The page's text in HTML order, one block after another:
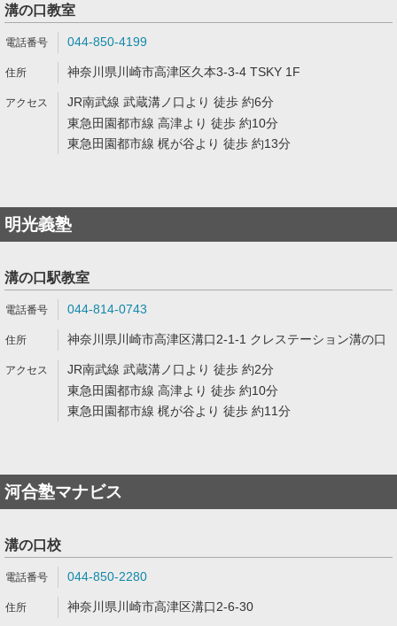
溝の口教室
044-850-4199
神奈川県川崎市高津区久本3-3-4 TSKY 1F
JR南武線 武蔵溝ノ口より 徒歩 約6分
東急田園都市線 高津より 徒歩 約10分
東急田園都市線 梶が谷より 徒歩 約13分
明光義塾
溝の口駅教室
044-814-0743
神奈川県川崎市高津区溝口2-1-1 クレステーション溝の口
JR南武線 武蔵溝ノ口より 徒歩 約2分
東急田園都市線 高津より 徒歩 約10分
東急田園都市線 梶が谷より 徒歩 約11分
河合塾マナビス
溝の口校
044-850-2280
神奈川県川崎市高津区溝口2-6-30